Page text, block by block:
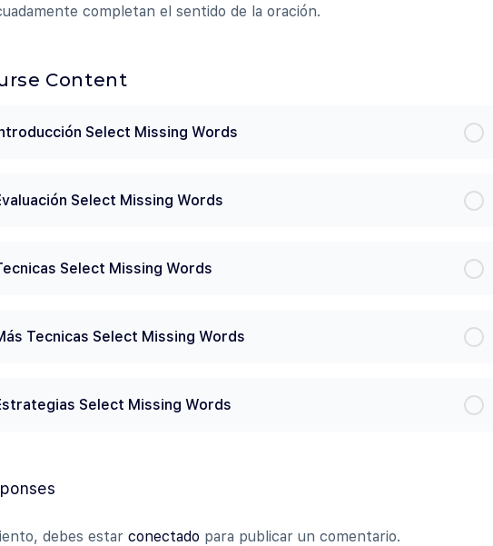
completan el sentido de la oración.
Content
Select Missing Words
Select Missing Words
Select Missing Words
Tecnicas Select Missing Words
Select Missing Words
debes estar conectado para publicar un comentario.